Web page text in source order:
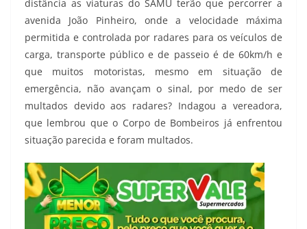
distância as viaturas do SAMU terão que percorrer a
avenida João Pinheiro, onde a velocidade máxima
permitida e controlada por radares para os veículos de
carga, transporte público e de passeio é de 60km/h e
que muitos motoristas, mesmo em situação de
emergência, não avançam o sinal, por medo de ser
multados devido aos radares? Indagou a vereadora,
que lembrou que o Corpo de Bombeiros já enfrentou
situação parecida e foram multados.